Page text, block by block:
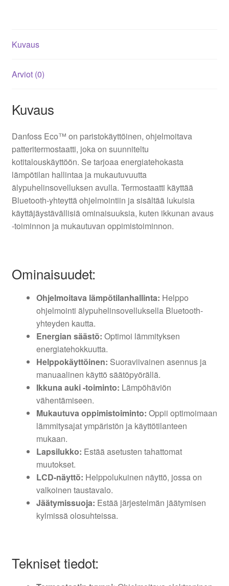
Kuvaus
Arviot (0)
Kuvaus
Danfoss Eco™ on paristokäyttöinen, ohjelmoitava
patteritermostaatti, joka on suunniteltu
kotitalouskäyttöön. Se tarjoaa energiatehokasta
lämpötilan hallintaa ja mukautuvuutta
älypuhelinsovelluksen avulla. Termostaatti käyttää
Bluetooth-yhteyttä ohjelmointiin ja sisältää lukuisia
käyttäjäystävällisiä ominaisuuksia, kuten ikkunan avaus
-toiminnon ja mukautuvan oppimistoiminnon.
Ominaisuudet:
Ohjelmoitava lämpötilanhallinta: Helppo
ohjelmointi älypuhelinsovelluksella Bluetooth-
yhteyden kautta.
Energian säästö: Optimoi lämmityksen
energiatehokkuutta.
Helppokäyttöinen: Suoraviivainen asennus ja
manuaalinen käyttö säätöpyörällä.
Ikkuna auki -toiminto: Lämpöhäviön
vähentämiseen.
Mukautuva oppimistoiminto: Oppii optimoimaan
lämmitysajat ympäristön ja käyttötilanteen
mukaan.
Lapsilukko: Estää asetusten tahattomat
muutokset.
LCD-näyttö: Helppolukuinen näyttö, jossa on
valkoinen taustavalo.
Jäätymissuoja: Estää järjestelmän jäätymisen
kylmissä olosuhteissa.
Tekniset tiedot: